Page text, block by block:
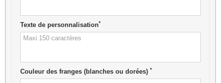
Texte de personnalisation*
Couleur des franges (blanches ou dorées) *